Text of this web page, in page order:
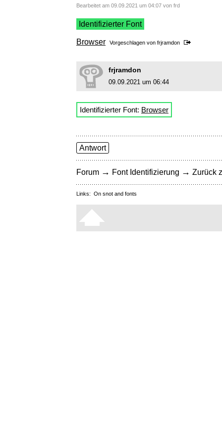
Bearbeitet am 09.09.2021 um 04:07 von frd
Identifizierter Font
Browser Vorgeschlagen von frjramdon
frjramdon
09.09.2021 um 06:44
Identifizierter Font: Browser
Antwort
Forum → Font Identifizierung → Zurück
Links: On snot and fonts